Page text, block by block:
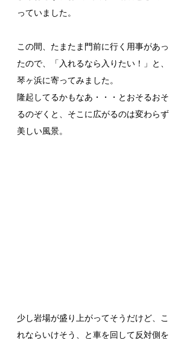
っていました。
この間、たまたま門前に行く用事があっ
たので、「入れるなら入りたい！」と、
琴ヶ浜に寄ってみました。
隆起してるかもなあ・・・とおそるおそ
るのぞくと、そこに広がるのは変わらず
美しい風景。
少し岩場が盛り上がってそうだけど、こ
れならいけそう、と車を回して反対側を